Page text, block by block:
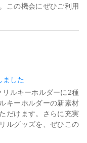
この機会にぜひご利用
ました
ルキーホルダーに2種
キーホルダーの新素材
だけます。さらに充実
ルグッズを、ぜひこの